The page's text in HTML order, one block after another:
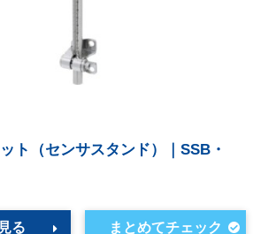
ト（センサスタンド）｜SSB・
る